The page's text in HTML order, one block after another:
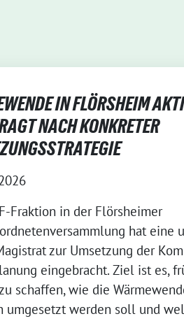
IN FLÖRSHEIM
NACH KONKRETER
Fraktion in der Flörsheimer
hat eine
zur Umsetzung der
eingebracht. Ziel ist es,
schaffen, wie die
umgesetzt werden soll und